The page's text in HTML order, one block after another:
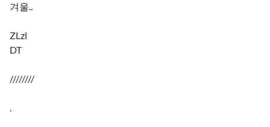
겨울..
ZLzl
DT
////////
.